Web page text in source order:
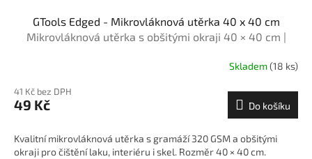
GTools Edged - Mikrovláknová utěrka 40 x 40 cm
Mikrovláknová utěrka s obšitými okraji 40 × 40 cm |
Skladem(18 ks)
41 Kč bez DPH
49 Kč Do košíku
Kvalitní mikrovláknová utěrka s gramáží 320 GSM a obšitými
okraji pro čištění laku, interiéru i skel. Rozměr 40 × 40 cm.